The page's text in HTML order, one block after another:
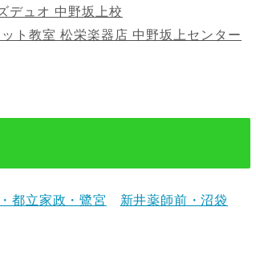
デュオ 中野坂上校
ト教室 松栄楽器店 中野坂上センター
都立家政・鷺宮
新井薬師前・沼袋